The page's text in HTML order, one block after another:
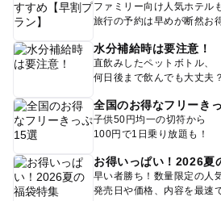
ファミリー向け人気ホテル
旅行の予約は早めが断然お
水分補給時は要注意！
直飲みしたペットボトル、
何日後まで飲んでも大丈夫？
全国のお得なフリーき
子供50円均一の切符から
100円で1日乗り放題も！
お得いっぱい！2026夏
早い者勝ち！数量限定の人
発売日や価格、内容を最速